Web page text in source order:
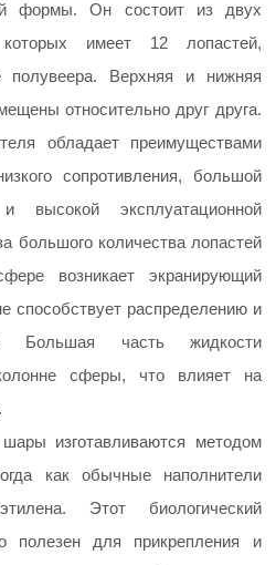
формы. Он состоит из двух
имеет 12 лопастей,
Верхняя и нижняя
относительно друг друга.
обладает преимуществами
сопротивления, большой
высокой эксплуатационной
большого количества лопастей
возникает экранирующий
способствует распределению и
Большая часть жидкости
сферы, что влияет на
изготавливаются методом
как обычные наполнители
Этот биологический
полезен для прикрепления и